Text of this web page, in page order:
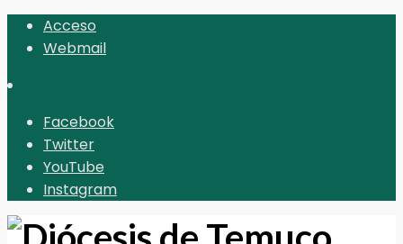
Acceso
Webmail
Facebook
Twitter
YouTube
Instagram